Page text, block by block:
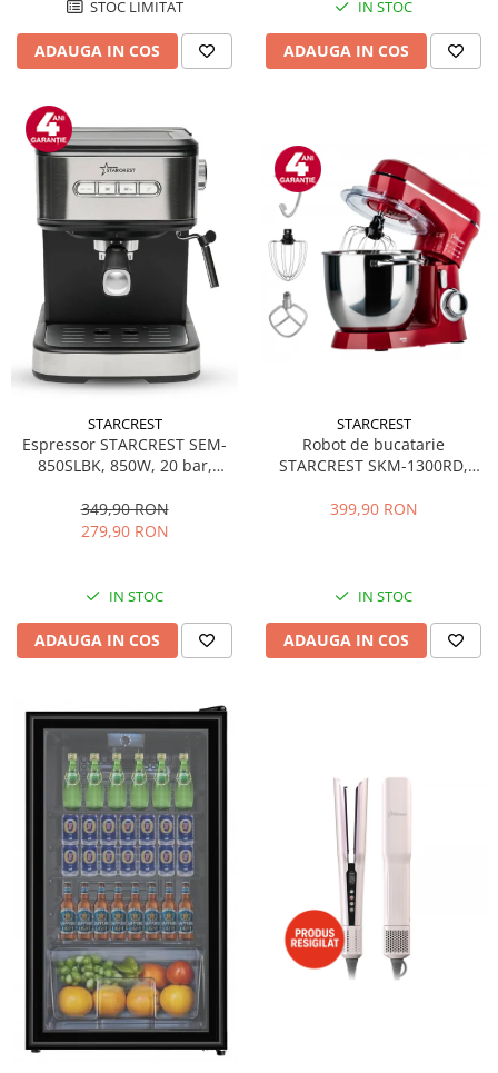
STOC LIMITAT
ADAUGA IN COS
IN STOC
ADAUGA IN COS
STARCREST
Espressor STARCREST SEM-
850SLBK, 850W, 20 bar,
dispozitiv spumare, filtru
dublu din inox, Negru/Inox
349,90 RON
279,90 RON
IN STOC
ADAUGA IN COS
STARCREST
Robot de bucatarie
STARCREST SKM-1300RD,
Accesorii, 10 Viteze + Pulse,
399,90 RON
IN STOC
ADAUGA IN COS